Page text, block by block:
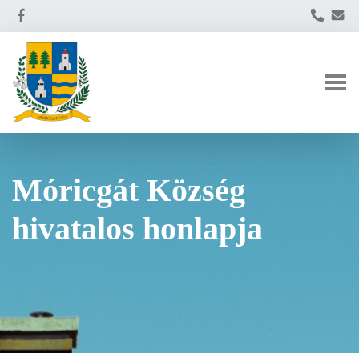
Móricgát Község
hivatalos honlapja